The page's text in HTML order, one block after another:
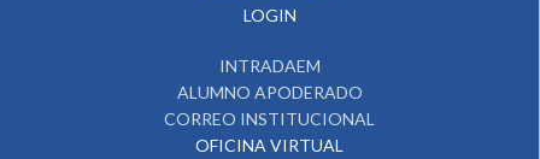
LOGIN
INTRADAEM
ALUMNO APODERADO
CORREO INSTITUCIONAL
OFICINA VIRTUAL